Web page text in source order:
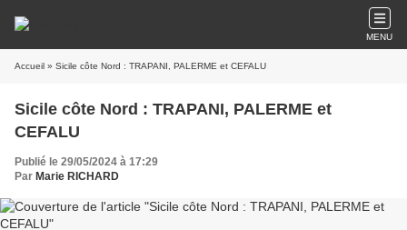
MENU
Accueil » Sicile côte Nord : TRAPANI, PALERME et CEFALU
Sicile côte Nord : TRAPANI, PALERME et
CEFALU
Publié le 29/05/2024 à 17:29
Par Marie RICHARD